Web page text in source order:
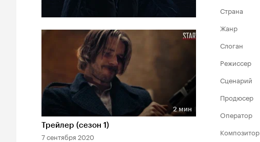
Длительность 2 мин
2 мин
Трейлер (сезон 1)
7 сентября 2020
Страна
Жанр
Слоган
Режиссер
Сценарий
Продюсер
Оператор
Композитор